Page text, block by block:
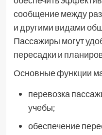
сообщение между
и другими видами
Пассажиры могут
пересадки и
Основные функции
перевозка
учебы;
обеспечение